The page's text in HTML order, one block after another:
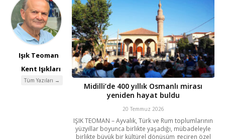
Işık Teoman
Kent Işıkları
Tüm Yazıları →
Midilli’de 400 yıllık Osmanlı mirası
yeniden hayat buldu
20 Temmuz 2026
IŞIK TEOMAN – Ayvalık, Türk ve Rum toplumlarının
yüzyıllar boyunca birlikte yaşadığı, mübadeleyle
birlikte büyük bir kültürel dönüşüm geçiren özel